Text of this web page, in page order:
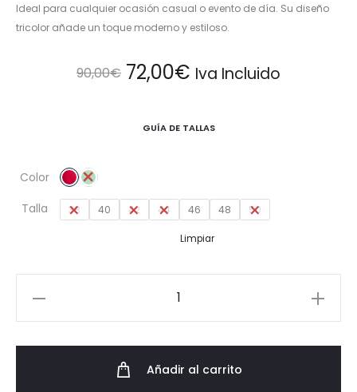
Ideal para cualquier ocasión casual o evento de día. Su diseño
tricolor añade un toque moderno y estiloso.
90,00€ El
90,00€.
72,00€ El
72,00€.
Iva Incluido
GUÍA DE TALLAS
Color
Talla
38 40 42 44 46 48 50
Limpiar
Añadir al carrito